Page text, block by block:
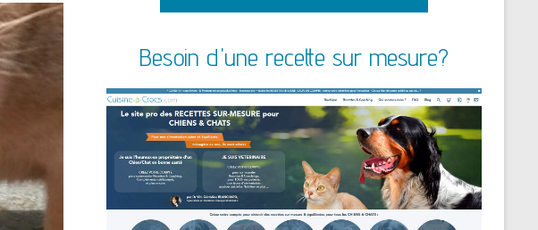
Besoin d'une recette sur mesure?